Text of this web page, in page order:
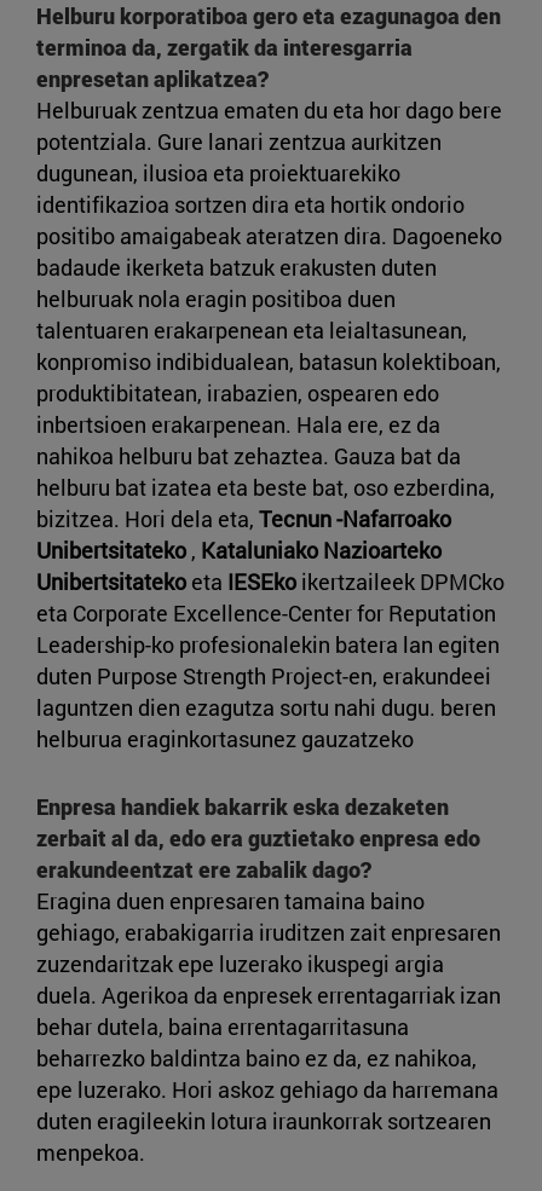
Helburu korporatiboa gero eta ezagunagoa den
terminoa da, zergatik da interesgarria
enpresetan aplikatzea?
Helburuak zentzua ematen du eta hor dago bere
potentziala. Gure lanari zentzua aurkitzen
dugunean, ilusioa eta proiektuarekiko
identifikazioa sortzen dira eta hortik ondorio
positibo amaigabeak ateratzen dira. Dagoeneko
badaude ikerketa batzuk erakusten duten
helburuak nola eragin positiboa duen
talentuaren erakarpenean eta leialtasunean,
konpromiso indibidualean, batasun kolektiboan,
produktibitatean, irabazien, ospearen edo
inbertsioen erakarpenean. Hala ere, ez da
nahikoa helburu bat zehaztea. Gauza bat da
helburu bat izatea eta beste bat, oso ezberdina,
bizitzea. Hori dela eta, Tecnun -Nafarroako
Unibertsitateko , Kataluniako Nazioarteko
Unibertsitateko eta IESEko ikertzaileek DPMCko
eta Corporate Excellence-Center for Reputation
Leadership-ko profesionalekin batera lan egiten
duten Purpose Strength Project-en, erakundeei
laguntzen dien ezagutza sortu nahi dugu. beren
helburua eraginkortasunez gauzatzeko
Enpresa handiek bakarrik eska dezaketen
zerbait al da, edo era guztietako enpresa edo
erakundeentzat ere zabalik dago?
Eragina duen enpresaren tamaina baino
gehiago, erabakigarria iruditzen zait enpresaren
zuzendaritzak epe luzerako ikuspegi argia
duela. Agerikoa da enpresek errentagarriak izan
behar dutela, baina errentagarritasuna
beharrezko baldintza baino ez da, ez nahikoa,
epe luzerako. Hori askoz gehiago da harremana
duten eragileekin lotura iraunkorrak sortzearen
menpekoa.